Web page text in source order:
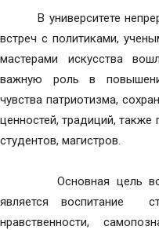
В университете
встреч с политиками,
мастерами искусства
важную роль в
чувства патриотизма,
ценностей, традиций,
студентов, магистров.
Основная цель
является воспитание
нравственности,